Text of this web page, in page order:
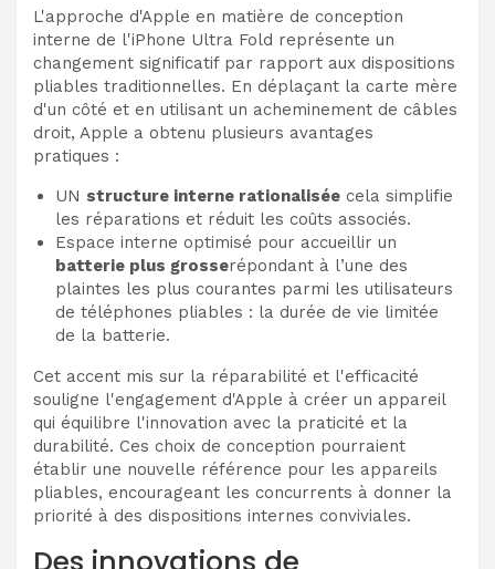
L'approche d'Apple en matière de conception
interne de l'iPhone Ultra Fold représente un
changement significatif par rapport aux dispositions
pliables traditionnelles. En déplaçant la carte mère
d'un côté et en utilisant un acheminement de câbles
droit, Apple a obtenu plusieurs avantages
pratiques :
UN structure interne rationalisée cela simplifie
les réparations et réduit les coûts associés.
Espace interne optimisé pour accueillir un
batterie plus grosserépondant à l’une des
plaintes les plus courantes parmi les utilisateurs
de téléphones pliables : la durée de vie limitée
de la batterie.
Cet accent mis sur la réparabilité et l'efficacité
souligne l'engagement d'Apple à créer un appareil
qui équilibre l'innovation avec la praticité et la
durabilité. Ces choix de conception pourraient
établir une nouvelle référence pour les appareils
pliables, encourageant les concurrents à donner la
priorité à des dispositions internes conviviales.